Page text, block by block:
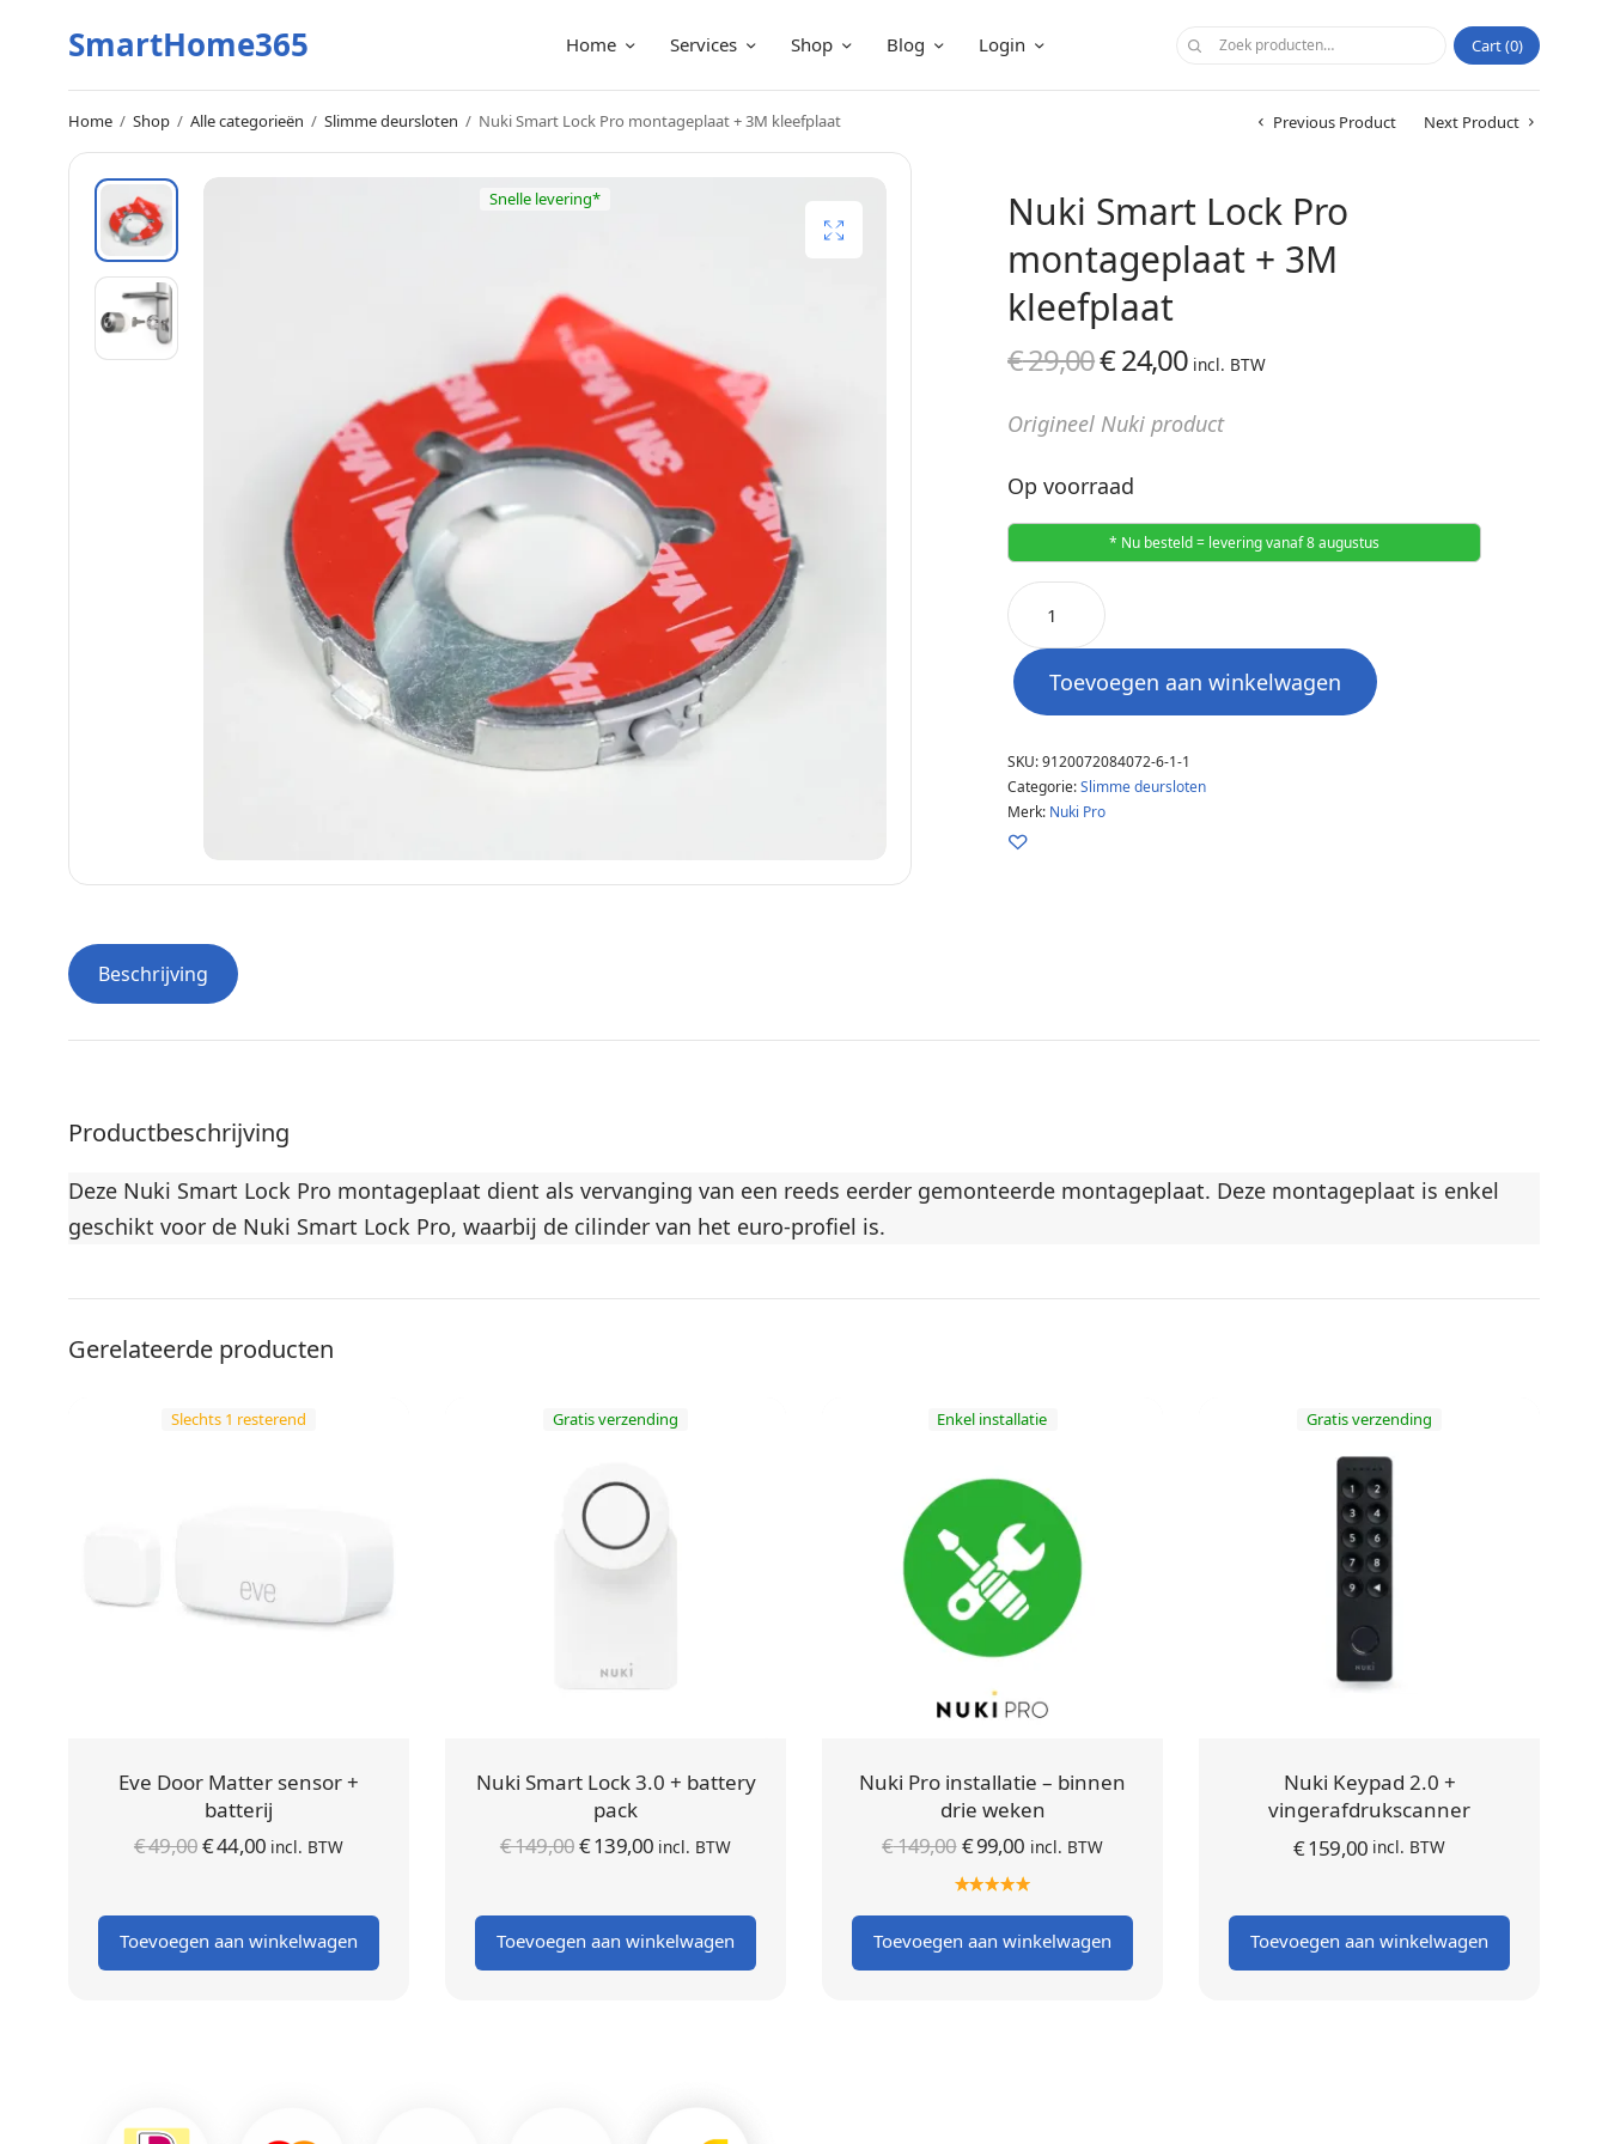
SmartHome365 Home Services Shop Blog Login Cart 0
Home / Shop / Alle categorieën / Slimme deursloten / Nuki Smart Lock Pro montageplaat + 3M kleefplaat Previous Product Next Product
Snelle levering*
Nuki Smart Lock Pro
montageplaat + 3M
kleefplaat
€29,00Oorspronkelijke
€ 29,00.
€24,00Huidige
€ 24,00.
incl. BTW
Origineel Nuki product
Op voorraad
* Nu besteld = levering vanaf 8 augustus
Toevoegen aan winkelwagen
SKU:9120072084072-6-1-1
Categorie:Slimme deursloten
Merk: Nuki Pro
Beschrijving
Productbeschrijving
Deze Nuki Smart Lock Pro montageplaat dient als vervanging van een reeds eerder gemonteerde montageplaat. Deze montageplaat is enkel
geschikt voor de Nuki Smart Lock Pro, waarbij de cilinder van het euro-profiel is.
Gerelateerde producten
Slechts 1 resterend
Eve Door Matter sensor +
batterij
€49,00Oorspronkelijke
€ 49,00.
€44,00 Huidige
€ 44,00.
incl. BTW
Toevoegen aan winkelwagen
Gratis verzending
Nuki Smart Lock 3.0 + battery
pack
€149,00Oorspronkelijke
€ 149,00.
€139,00 Huidige
€ 139,00.
incl. BTW
Toevoegen aan winkelwagen
Enkel installatie
Nuki Pro installatie – binnen
drie weken
€149,00Oorspronkelijke
prijs was:
€ 149,00.
€99,00 Huidige
prijs is:
€ 99,00.
incl. BTW
Toevoegen aan winkelwagen
Gratis verzending
Nuki Keypad 2.0 +
vingerafdrukscanner
€159,00 incl. BTW
Toevoegen aan winkelwagen